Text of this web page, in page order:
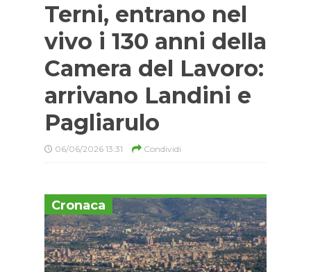
Terni, entrano nel
vivo i 130 anni della
Camera del Lavoro:
arrivano Landini e
Pagliarulo
06/06/2026 13:31 Condividi
Cronaca